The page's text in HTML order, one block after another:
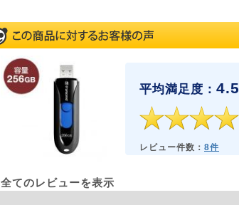
平均満足度： 4.5
レビュー件数： 8件
全てのレビューを表示